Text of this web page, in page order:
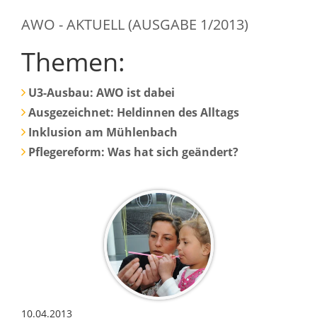
AWO - AKTUELL (AUSGABE 1/2013)
Themen:
U3-Ausbau: AWO ist dabei
Ausgezeichnet: Heldinnen des Alltags
Inklusion am Mühlenbach
Pflegereform: Was hat sich geändert?
10.04.2013